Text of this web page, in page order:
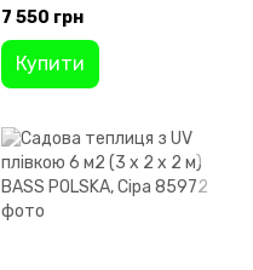
7 550 грн
Купити